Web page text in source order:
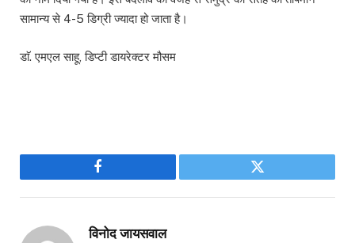
सामान्य से 4-5 डिग्री ज्यादा हो जाता है।
डाॅ. एमएल साहू, डिप्टी डायरेक्टर मौसम
Facebook Twitter
विनोद जायसवाल